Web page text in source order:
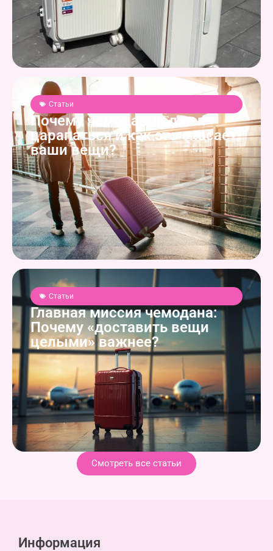
Статьи
Почему чемодан должен
царапаться и как это спасает
ваши вещи?
Статьи
Главная миссия чемодана:
Почему «доставить вещи
целыми» важнее?
Смотреть все статьи
Информация